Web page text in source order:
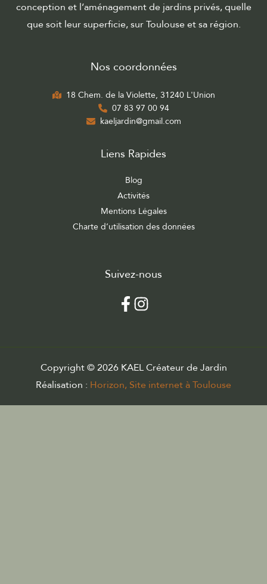
conception et l’aménagement de jardins privés, quelle
que soit leur superficie, sur Toulouse et sa région.
Nos coordonnées
18 Chem. de la Violette, 31240 L'Union
07 83 97 00 94
kaeljardin@gmail.com
Liens Rapides
Blog
Activités
Mentions Légales
Charte d’utilisation des données
Suivez-nous
Copyright © 2026 KAEL Créateur de Jardin
Réalisation : Horizon, Site internet à Toulouse